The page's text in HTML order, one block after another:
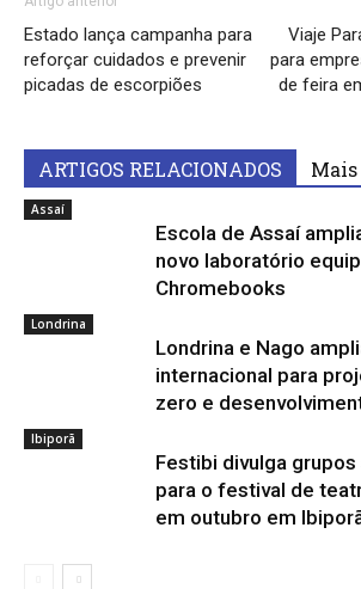
Estado lança campanha para
reforçar cuidados e prevenir
picadas de escorpiões
Viaje
para
de feira
ARTIGOS RELACIONADOS
Assaí
Escola de Assaí
novo laboratório
Chromebooks
Londrina
Londrina e Nago
internacional para
zero e
Ibiporã
Festibi divulga
para o festival de
em outubro em